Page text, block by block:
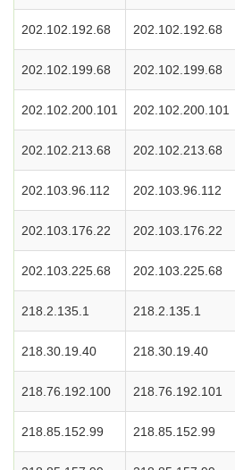
202.102.192.68 202.102.192.68
202.102.199.68 202.102.199.68
202.102.200.101 202.102.200.101
202.102.213.68 202.102.213.68
202.103.96.112 202.103.96.112
202.103.176.22 202.103.176.22
202.103.225.68 202.103.225.68
218.2.135.1 218.2.135.1
218.30.19.40 218.30.19.40
218.76.192.100 218.76.192.101
218.85.152.99 218.85.152.99